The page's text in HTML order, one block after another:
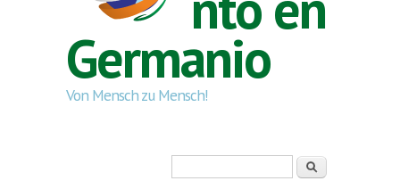
Germanio
Von Mensch zu Mensch!